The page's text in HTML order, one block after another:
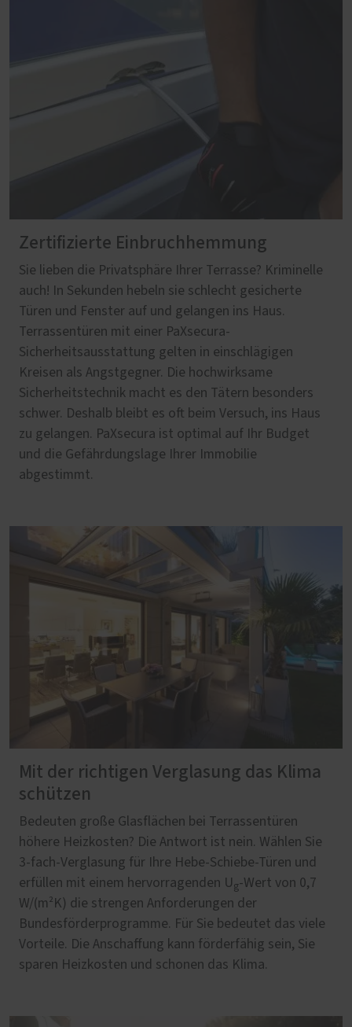
Zertifizierte Einbruchhemmung
Sie lieben die Privatsphäre Ihrer Terrasse? Kriminelle
auch! In Sekunden hebeln sie schlecht gesicherte
Türen und Fenster auf und gelangen ins Haus.
Terrassentüren mit einer PaXsecura-
Sicherheitsausstattung gelten in einschlägigen
Kreisen als Angstgegner. Die hochwirksame
Sicherheitstechnik macht es den Tätern besonders
schwer. Deshalb bleibt es oft beim Versuch, ins Haus
zu gelangen. PaXsecura ist optimal auf Ihr Budget
und die Gefährdungslage Ihrer Immobilie
abgestimmt.
Mit der richtigen Verglasung das Klima
schützen
Bedeuten große Glasflächen bei Terrassentüren
höhere Heizkosten? Die Antwort ist nein. Wählen Sie
3-fach-Verglasung für Ihre Hebe-Schiebe-Türen und
erfüllen mit einem hervorragenden U g-Wert von 0,7
W/(m²K) die strengen Anforderungen der
Bundesförderprogramme. Für Sie bedeutet das viele
Vorteile. Die Anschaffung kann förderfähig sein, Sie
sparen Heizkosten und schonen das Klima.